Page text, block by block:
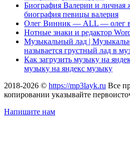
Биография Валерии и
биография певицы валерия
Олег Винник — ALL — олег
Нотные знаки и редактор
Музыкальный лад |
называется грустный лад в
Как загрузить музыку на
музыку на яндекс музыку
2018-2026 © https://mp3layk.ru Все
копировании указывайте
Напишите нам